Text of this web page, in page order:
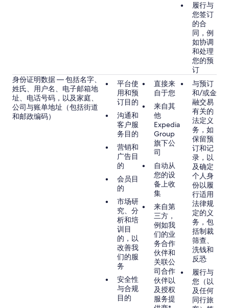
履行与
您签订
的合
同，例
如协调
和处理
您的预
订
身份证明数据 — 包括名字、
姓氏、用户名、电子邮箱地
址、电话号码，以及家庭、
公司与账单地址（包括街道
和邮政编码）
平台使
用和预
订目的
沟通和
客户服
务目的
营销和
广告目
的
会员目
的
市场研
究、分
析和培
训目
的，以
改善我
们的服
务
安全性
与合规
目的
直接来
自于您
来自其
他
Expedia
Group
旗下公
司
自动从
您的设
备上收
集
来自第
三方，
例如我
们的业
务合作
伙伴和
关联公
司合作
伙伴以
及授权
服务提
与预订
和/或金
融交易
有关的
法定义
务，如
保留预
订和记
录，以
及确定
个人身
份以履
行适用
法律规
定的义
务，包
括制裁
筛查、
洗钱和
反恐
履行与
您（以
及任何
同行旅